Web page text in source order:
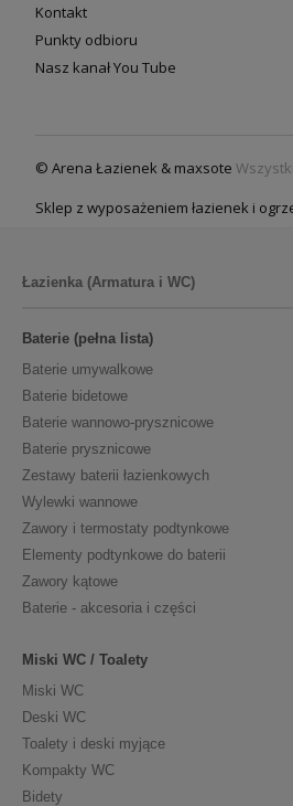
Kontakt
Punkty odbioru
Nasz kanał You Tube
© Arena Łazienek & maxsote
Sklep z wyposażeniem łazienek i
Łazienka (Armatura i WC)
Baterie (pełna lista)
Baterie umywalkowe
Baterie bidetowe
Baterie wannowo-prysznicowe
Baterie prysznicowe
Zestawy baterii łazienkowych
Wylewki wannowe
Zawory i termostaty podtynkowe
Elementy podtynkowe do baterii
Zawory kątowe
Baterie - akcesoria i części
Miski WC / Toalety
Miski WC
Deski WC
Toalety i deski myjące
Kompakty WC
Bidety